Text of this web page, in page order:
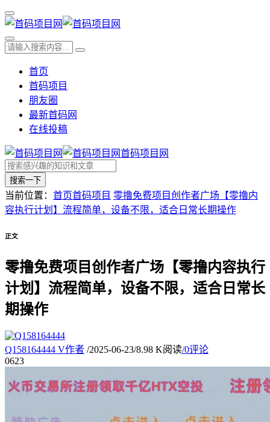
首页
首码项目
朋友圈
最新首码网
在线投稿
首码项目网
搜索一下
当前位置： 首页首码项目 零撸免费项目创作者广场【零撸内
容执行计划】流程简单，设备不限，适合日常长期操作
正文
零撸免费项目创作者广场【零撸内容执行
计划】流程简单，设备不限，适合日常长
期操作
Q158164444 V作者 /2025-06-23/8.98 K阅读/0评论
0623